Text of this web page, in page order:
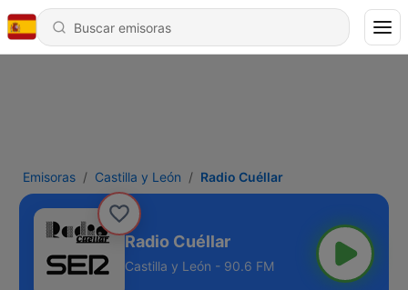
Emisoras Castilla y León Radio Cuéllar
Radio Cuéllar
Castilla y León - 90.6 FM